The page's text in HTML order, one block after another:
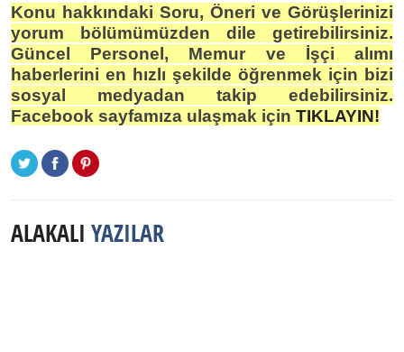
Konu hakkındaki Soru, Öneri ve Görüşlerinizi
yorum bölümümüzden dile getirebilirsiniz.
Güncel Personel, Memur ve İşçi alımı
haberlerini en hızlı şekilde öğrenmek için bizi
sosyal medyadan takip edebilirsiniz.
Facebook sayfamıza ulaşmak için TIKLAYIN!
ALAKALI YAZILAR